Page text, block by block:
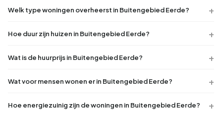
Welk type woningen overheerst in Buitengebied Eerde?
Hoe duur zijn huizen in Buitengebied Eerde?
Wat is de huurprijs in Buitengebied Eerde?
Wat voor mensen wonen er in Buitengebied Eerde?
Hoe energiezuinig zijn de woningen in Buitengebied Eerde?